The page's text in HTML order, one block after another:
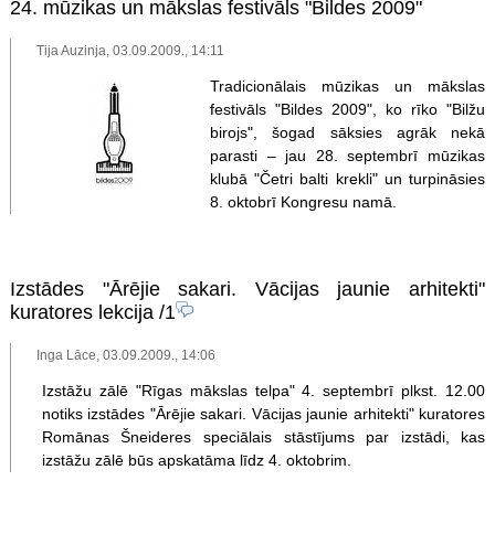
24. mūzikas un mākslas festivāls "Bildes 2009"
Tija Auzinja, 03.09.2009., 14:11
Tradicionālais mūzikas un mākslas
festivāls "Bildes 2009", ko rīko "Bilžu
birojs", šogad sāksies agrāk nekā
parasti – jau 28. septembrī mūzikas
klubā "Četri balti krekli" un turpināsies
8. oktobrī Kongresu namā.
Izstādes "Ārējie sakari. Vācijas jaunie arhitekti"
kuratores lekcija/1
Inga Lāce, 03.09.2009., 14:06
Izstāžu zālē "Rīgas mākslas telpa" 4. septembrī plkst. 12.00
notiks izstādes "Ārējie sakari. Vācijas jaunie arhitekti" kuratores
Romānas Šneideres speciālais stāstījums par izstādi, kas
izstāžu zālē būs apskatāma līdz 4. oktobrim.